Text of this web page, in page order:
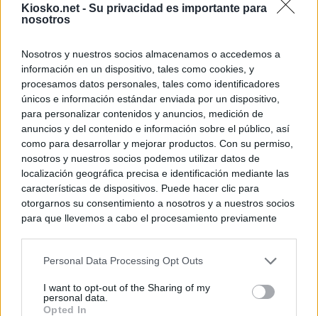
Kiosko.net - Su privacidad es importante para
nosotros
Nosotros y nuestros socios almacenamos o accedemos a
información en un dispositivo, tales como cookies, y
procesamos datos personales, tales como identificadores
únicos e información estándar enviada por un dispositivo,
para personalizar contenidos y anuncios, medición de
anuncios y del contenido e información sobre el público, así
como para desarrollar y mejorar productos. Con su permiso,
nosotros y nuestros socios podemos utilizar datos de
localización geográfica precisa e identificación mediante las
características de dispositivos. Puede hacer clic para
otorgarnos su consentimiento a nosotros y a nuestros socios
para que llevemos a cabo el procesamiento previamente
negar su consentimiento. Tenga en cuenta que algún
de su consentimiento, pero usted tiene el derecho de
rechazar tal procesamiento. Sus preferencias se aplicarán
Personal Data Processing Opt Outs
I want to opt-out of the Sharing of my
personal data.
Opted In